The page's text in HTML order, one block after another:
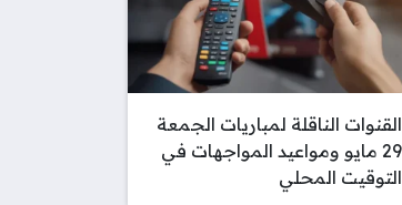
القنوات الناقلة لمباريات الجمعة
29 مايو ومواعيد المواجهات في
التوقيت المحلي